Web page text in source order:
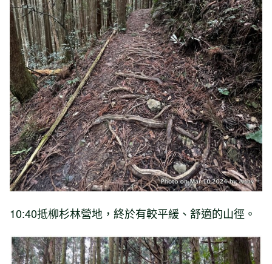
10:40抵柳杉林營地，終於有較平緩、舒適的山徑。